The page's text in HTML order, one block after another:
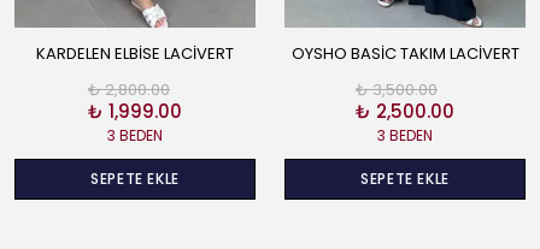
KARDELEN ELBİSE LACİVERT
₺ 2,800.00
₺ 1,999.00
3 BEDEN
SEPETE EKLE
OYSHO BASİC TAKIM LACİVERT
₺ 3,500.00
₺ 2,500.00
3 BEDEN
SEPETE EKLE